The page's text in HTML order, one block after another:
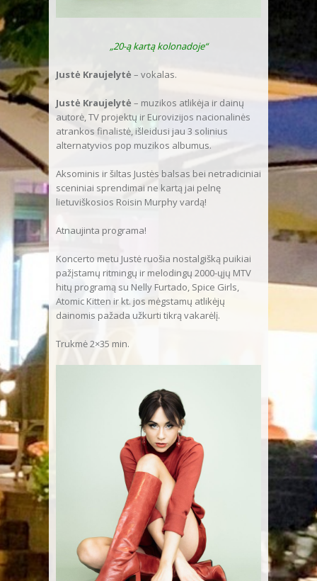
„20-ą kartą kolonadoje“
Justė Kraujelytė – vokalas.
Justė Kraujelytė – muzikos atlikėja ir dainų
autorė, TV projektų ir Eurovizijos nacionalinės
atrankos finalistė, išleidusi jau 3 solinius
alternatyvios pop muzikos albumus.
Aksominis ir šiltas Justės balsas bei netradiciniai
sceniniai sprendimai ne kartą jai pelnę
lietuviškosios Roisin Murphy vardą!
Atnaujinta programa!
Koncerto metu Justė ruošia nostalgišką puikiai
pažįstamų ritmingų ir melodingų 2000-ųjų MTV
hitų programą su Nelly Furtado, Spice Girls,
Atomic Kitten ir kt. jos mėgstamų atlikėjų
dainomis pažada užkurti tikrą vakarėlį.
Trukmė 2×35 min.